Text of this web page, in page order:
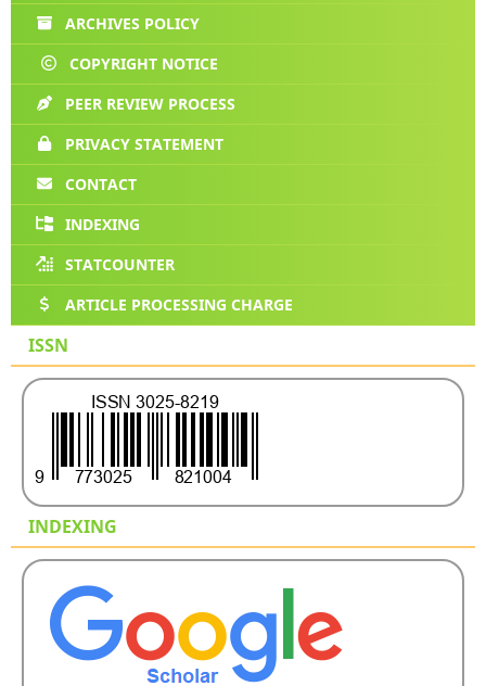
ARCHIVES POLICY
COPYRIGHT NOTICE
PEER REVIEW PROCESS
PRIVACY STATEMENT
CONTACT
INDEXING
STATCOUNTER
ARTICLE PROCESSING CHARGE
ISSN
INDEXING